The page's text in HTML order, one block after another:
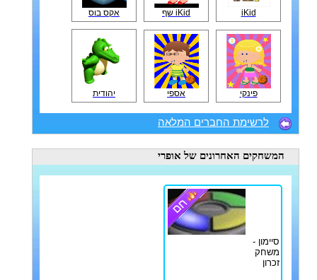
iKid iKid שף אקס בוס
פינקי אספי יהודית
לרשימת החברים המלאה
המשחקים האחרונים של אופרי
סיימון -
משחק
זכרון